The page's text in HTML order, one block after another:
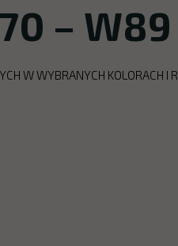
– W89
W WYBRANYCH